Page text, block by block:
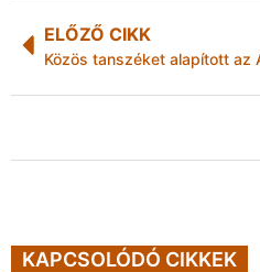
ELŐZŐ CIKK
Közös tanszéket alapított az
KAPCSOLÓDÓ CIKKEK